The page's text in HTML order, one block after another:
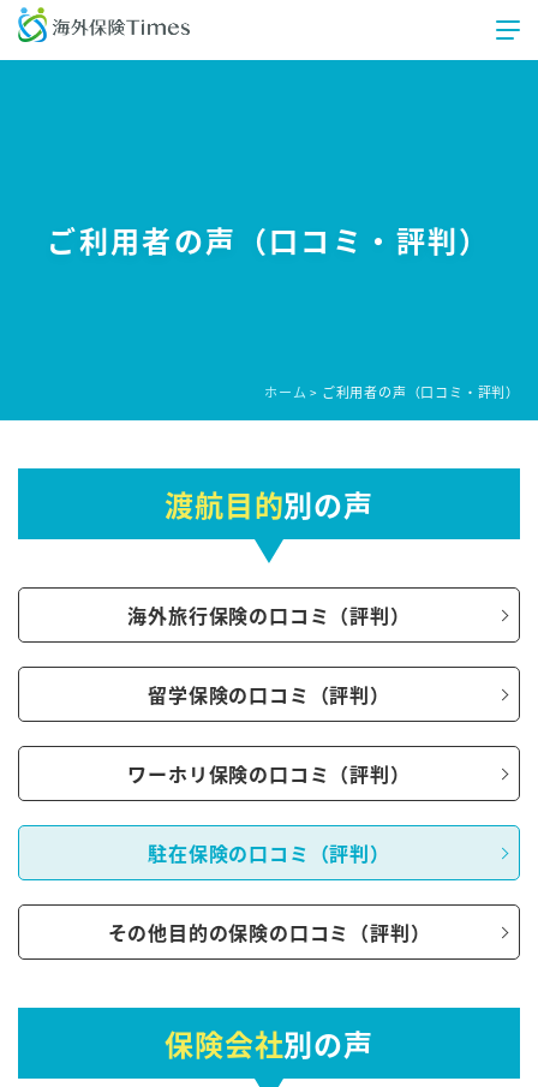
ご利用者の声（口コミ・評判）
ホーム > ご利用者の声（口コミ・評判）
渡航目的別の声
海外旅行保険の口コミ（評判）
留学保険の口コミ（評判）
ワーホリ保険の口コミ（評判）
駐在保険の口コミ（評判）
その他目的の保険の口コミ（評判）
保険会社別の声